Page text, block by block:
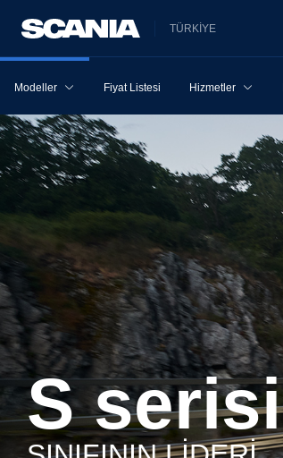
TÜRKİYE
Modeller Fiyat Listesi Hizmetler
S serisi